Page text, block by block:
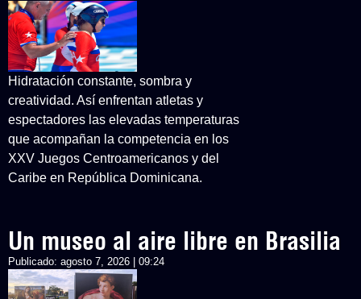
Hidratación constante, sombra y
creatividad. Así enfrentan atletas y
espectadores las elevadas temperaturas
que acompañan la competencia en los
XXV Juegos Centroamericanos y del
Caribe en República Dominicana.
Un museo al aire libre en Brasilia
Publicado: agosto 7, 2026 | 09:24